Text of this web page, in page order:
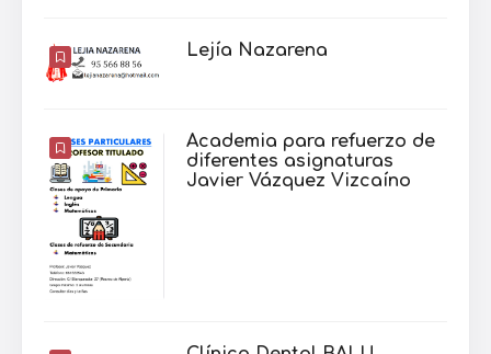
Lejía Nazarena
Academia para refuerzo de
diferentes asignaturas
Javier Vázquez Vizcaíno